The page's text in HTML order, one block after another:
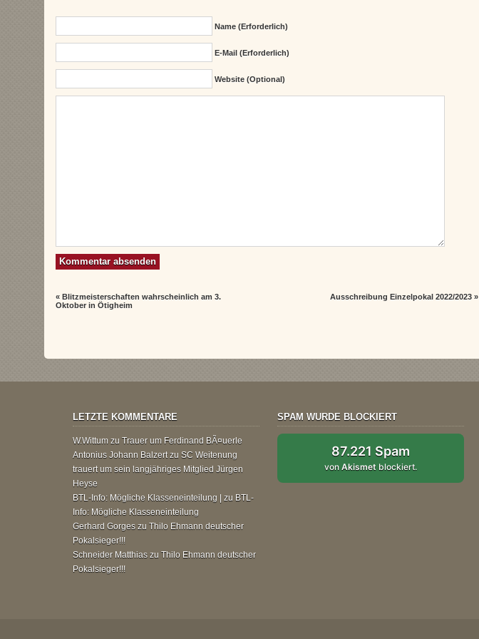
Name (erforderlich)
E-Mail (erforderlich)
Website (Optional)
«Blitzmeisterschaften wahrscheinlich am 3.
Oktober in Ötigheim
Ausschreibung Einzelpokal 2022/2023»
LETZTE KOMMENTARE
W.Wittum zu Trauer um Ferdinand BÃ¤uerle
Antonius Johann Balzertzu SC Weitenung
trauert um sein langjähriges Mitglied Jürgen
Heyse
BTL-Info: Mögliche Klasseneinteilung | zu BTL-
Info: Mögliche Klasseneinteilung
Gerhard Gorges zu Thilo Ehmann deutscher
Pokalsieger!!!
Schneider Matthias zu Thilo Ehmann deutscher
Pokalsieger!!!
SPAM WURDE BLOCKIERT
87.221 Spam
vonAkismet blockiert.